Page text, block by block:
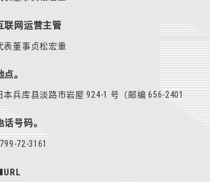
联网运营主管
表董事贞松宏重
点。
本兵库县淡路市岩屋 924-1 号（邮编 656-2401
话号码。
72-3161